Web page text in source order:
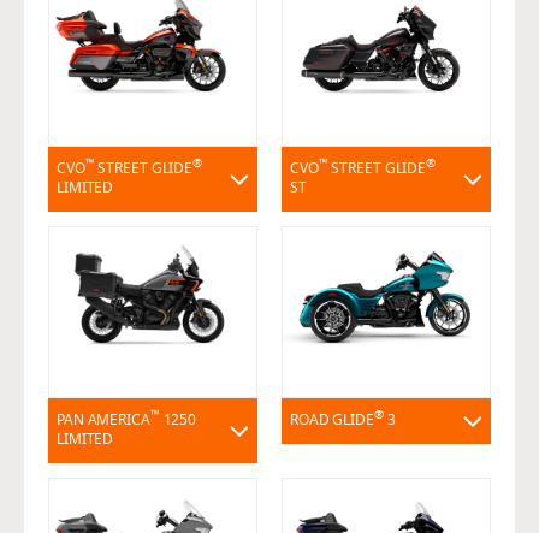
CVO™STREET GLIDE®
LIMITED
CVO™STREET GLIDE®
ST
PAN AMERICA™ 1250
LIMITED
ROAD GLIDE®3